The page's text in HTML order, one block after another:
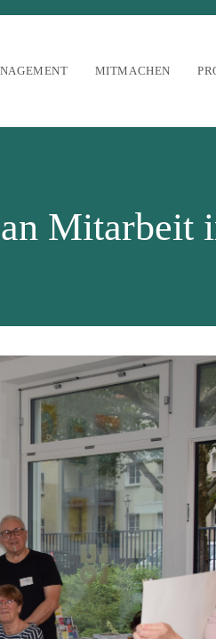
MITMACHEN
Mitarbeit